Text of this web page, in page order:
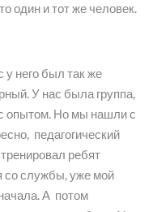
один и тот же человек.
у него был так же
У нас была группа,
опытом. Но мы нашли с
педагогический
ребят
со службы, уже мой
А потом